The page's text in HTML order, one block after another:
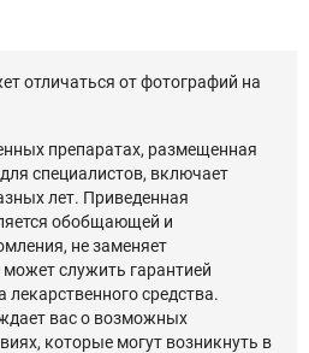
отличаться от фотографий на
препаратах, размещенная
специалистов, включает
лет. Приведенная
обобщающей и
не заменяет
служить гарантией
средства.
вас о возможных
которые могут возникнуть в